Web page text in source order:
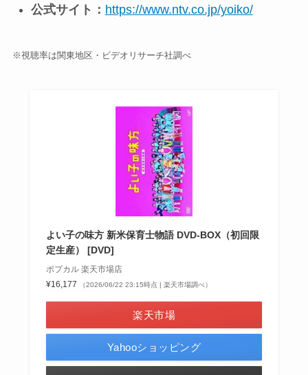
公式サイト： https://www.ntv.co.jp/yoiko/
※視聴率は関東地区・ビデオリサーチ社調べ
よい子の味方 新米保育士物語 DVD-BOX（初回限
定生産） [DVD]
ポプカル 楽天市場店
¥16,177
（2026/06/22 23:15時点 | 楽天市場調べ）
楽天市場
Yahooショッピング